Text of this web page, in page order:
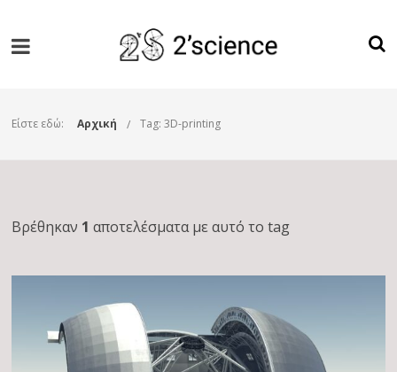
Είστε εδώ: Αρχική Tag: 3D-printing
Βρέθηκαν 1 αποτελέσματα με αυτό το tag